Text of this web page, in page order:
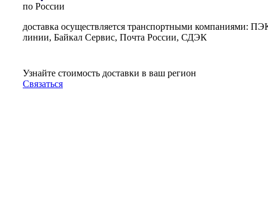
по России
доставка осуществляется транспортными компаниями:
линии, Байкал Сервис, Почта России, СДЭК
Узнайте стоимость доставки в ваш регион
Связаться